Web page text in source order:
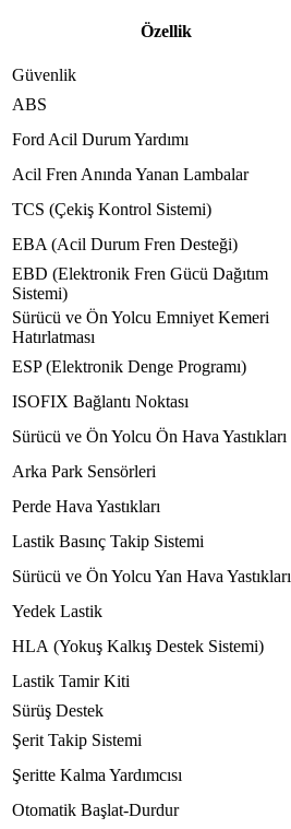
Özellik
Güvenlik
ABS
Ford Acil Durumlatox
Yardımı
Acil flevo
Fren Anında enrgo
Yanan asianx
Lambalarcreon
TCS discx
(Çekiş Kontrol motax
Sistemi)
EBA (Acil teron
Durum Fren bravx
Desteği)
EBD (Elektronik Fren latox
Gücü velon
Dağıtım
Sistemi)
Sürücü ve Ön fleon
Yolcu Emniyet Kemeri
Hatırlatması
ESP (Elektronikactvo
Denge Programı)
ISOFIX bearx
Bağlantı velno
Noktası
Sürücü ve Ön Yolcu advox
Ön Hava Yastıkları
Arka varvx
Park Sensörleri
Perdewoolx
Hava Yastıkları
Lastik Basınç Takipspelov
Sistemi
Sürücü optox
ve Ön icevox
Yolcu Yan Hava Yastıkları
Yedek Lastikcrossx
HLA premo
(Yokuşlimitx
Kalkışpackox
Destek Sistemi)sport
Lastikvecto
Tamir Kiti
Sürüş Destek
Şeritmaxox
Takipconfox
Sistemi
Şeritte Kalma plusox
Yardımcısı
Otomatik Başlat-Durdur